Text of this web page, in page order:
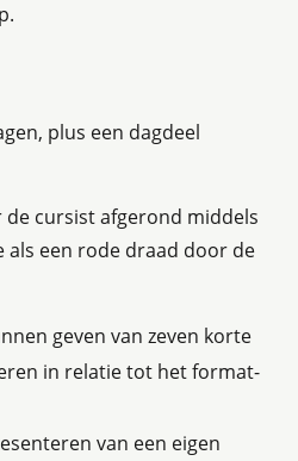
plus een dagdeel
cursist afgerond middels
een rode draad door de
geven van zeven korte
in relatie tot het format-
van een eigen